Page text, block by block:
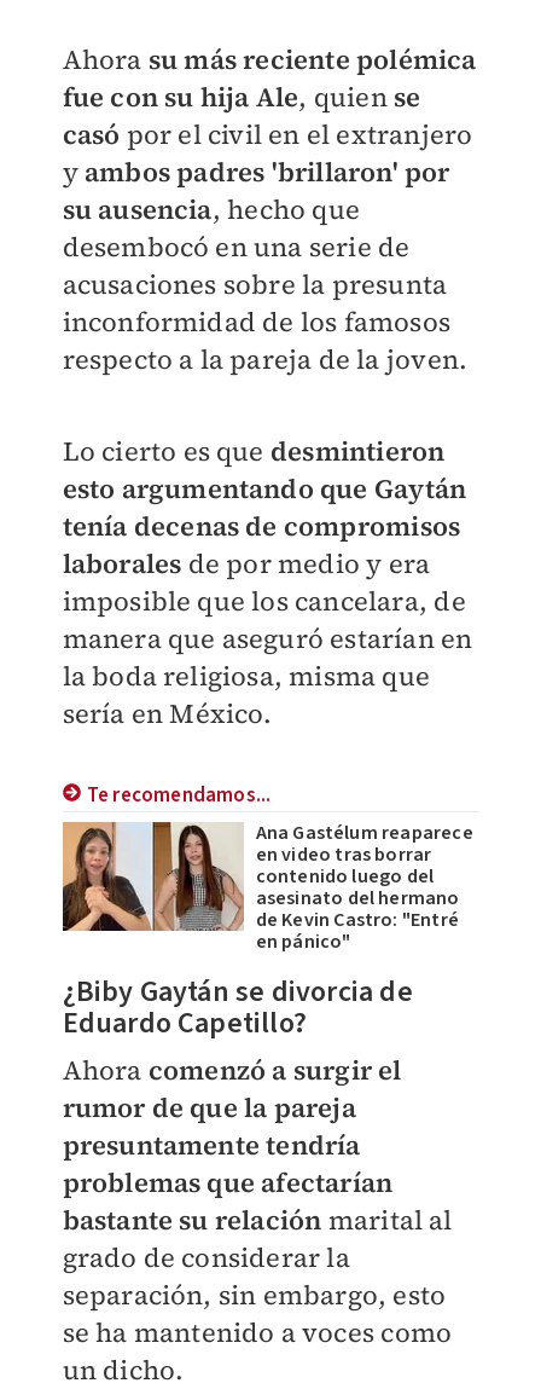
Ahora su más reciente polémica
fue con su hija Ale, quien se
casó por el civil en el extranjero
y ambos padres 'brillaron' por
su ausencia, hecho que
desembocó en una serie de
acusaciones sobre la presunta
inconformidad de los famosos
respecto a la pareja de la joven.
Lo cierto es que desmintieron
esto argumentando que Gaytán
tenía decenas de compromisos
laborales de por medio y era
imposible que los cancelara, de
manera que aseguró estarían en
la boda religiosa, misma que
sería en México.
Te recomendamos...
Ana Gastélum reaparece
en video tras borrar
contenido luego del
asesinato del hermano
de Kevin Castro: "Entré
en pánico"
¿Biby Gaytán se divorcia de
Eduardo Capetillo?
Ahora comenzó a surgir el
rumor de que la pareja
presuntamente tendría
problemas que afectarían
bastante su relación marital al
grado de considerar la
separación, sin embargo, esto
se ha mantenido a voces como
un dicho.